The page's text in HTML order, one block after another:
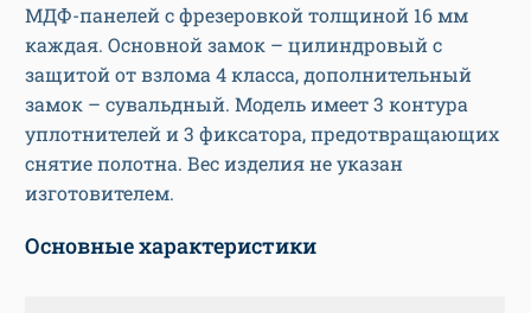
МДФ-панелей с фрезеровкой толщиной 16 мм
каждая. Основной замок – цилиндровый с
защитой от взлома 4 класса, дополнительный
замок – сувальдный. Модель имеет 3 контура
уплотнителей и 3 фиксатора, предотвращающих
снятие полотна. Вес изделия не указан
изготовителем.
Основные характеристики